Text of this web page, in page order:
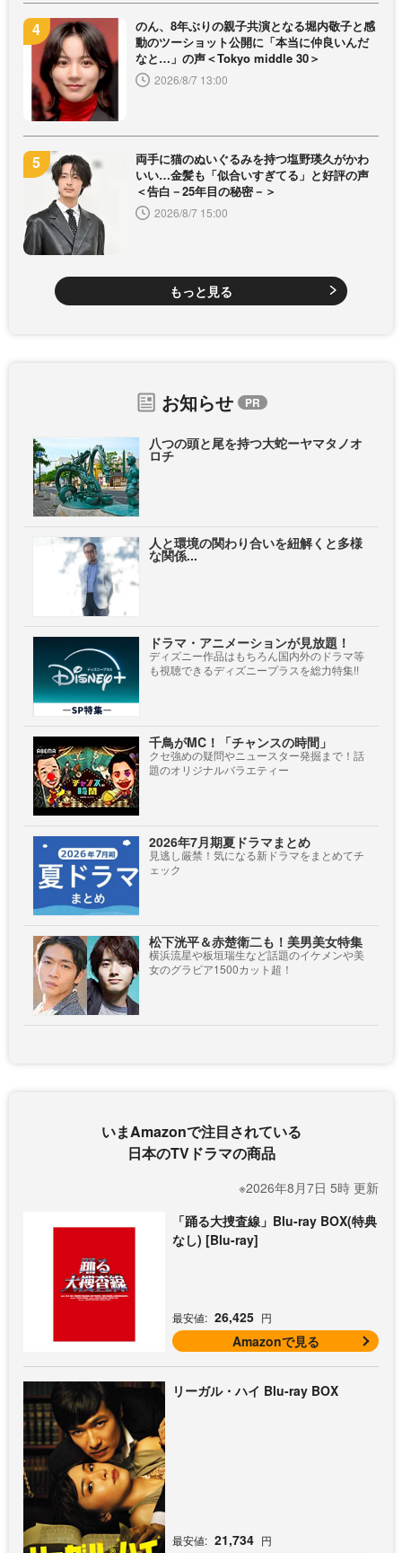
のん、8年ぶりの親子共演となる堀内敬子と感
動のツーショット公開に「本当に仲良いんだ
なと…」の声＜Tokyo middle 30＞
2026/8/7 13:00
両手に猫のぬいぐるみを持つ塩野瑛久がかわ
いい…金髪も「似合いすぎてる」と好評の声
＜告白－25年目の秘密－＞
2026/8/7 15:00
もっと見る
お知らせ
八つの頭と尾を持つ大蛇ーヤマタノオ
ロチ
人と環境の関わり合いを紐解くと多様
な関係...
ドラマ・アニメーションが見放題！
ディズニー作品はもちろん国内外のドラマ等
も視聴できるディズニープラスを総力特集!!
千鳥がMC！「チャンスの時間」
クセ強めの疑問やニュースター発掘まで！話
題のオリジナルバラエティー
2026年7月期夏ドラマまとめ
見逃し厳禁！気になる新ドラマをまとめてチ
ェック
松下洸平＆赤楚衛二も！美男美女特集
横浜流星や板垣瑞生など話題のイケメンや美
女のグラビア1500カット超！
いまAmazonで注目されている
日本のTVドラマの商品
※2026年8月7日 5時 更新
「踊る大捜査線」Blu-ray BOX(特典
なし) [Blu-ray]
最安値: 26,425 円
Amazonで見る
リーガル・ハイ Blu-ray BOX
最安値: 21,734 円